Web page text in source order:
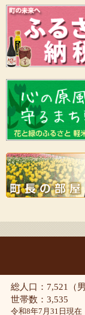
総人口：7,521（
世帯数：3,535
令和8年7月31日現